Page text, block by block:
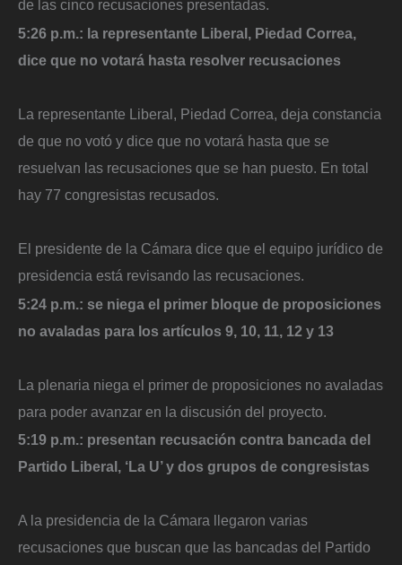
de las cinco recusaciones presentadas.
5:26 p.m.: la representante Liberal, Piedad Correa,
dice que no votará hasta resolver recusaciones
La representante Liberal, Piedad Correa, deja constancia
de que no votó y dice que no votará hasta que se
resuelvan las recusaciones que se han puesto. En total
hay 77 congresistas recusados.
​El presidente de la Cámara dice que el equipo jurídico de
presidencia está revisando las recusaciones.
5:24 p.m.: se niega el primer bloque de proposiciones
no avaladas para los artículos 9, 10, 11, 12 y 13
La plenaria niega el primer de proposiciones no avaladas
para poder avanzar en la discusión del proyecto.
5:19 p.m.: presentan recusación contra bancada del
Partido Liberal, ‘La U’ y dos grupos de congresistas
A la presidencia de la Cámara llegaron varias
recusaciones que buscan que las bancadas del Partido